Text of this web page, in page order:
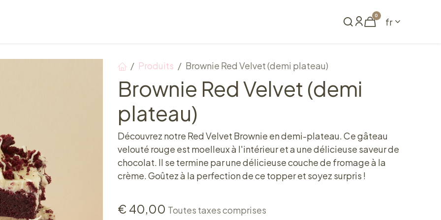
0
fr
Produits Brownie Red Velvet (demi plateau)
Brownie Red Velvet (demi
plateau)
Découvrez notre Red Velvet Brownie en demi-plateau. Ce gâteau
velouté rouge est moelleux à l'intérieur et a une délicieuse saveur de
chocolat. Il se termine par une délicieuse couche de fromage à la
crème. Goûtez à la perfection de ce topper et soyez surpris !
€ 40,00 Toutes taxes comprises